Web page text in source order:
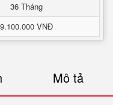
36 Tháng
9.100.000 VNĐ
Mô tả